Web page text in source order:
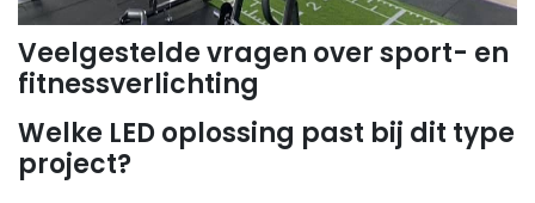
Veelgestelde vragen over sport- en
fitnessverlichting
Welke LED oplossing past bij dit type
project?